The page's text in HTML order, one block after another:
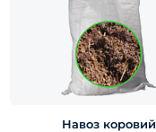
Навоз коровий